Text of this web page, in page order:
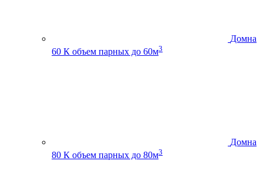
Домна
60 К объем парных до 60м3
Домна
80 К объем парных до 80м3